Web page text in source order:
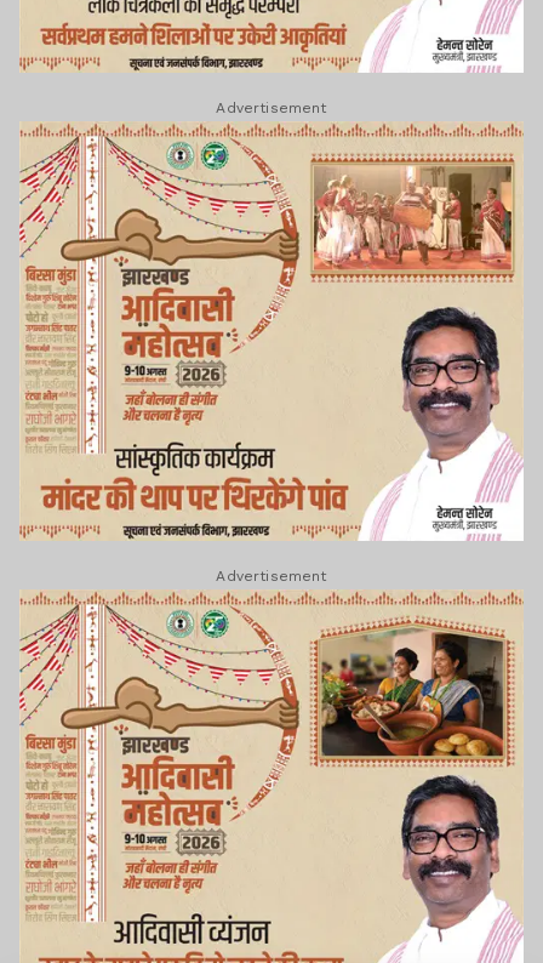
Advertisement
Advertisement